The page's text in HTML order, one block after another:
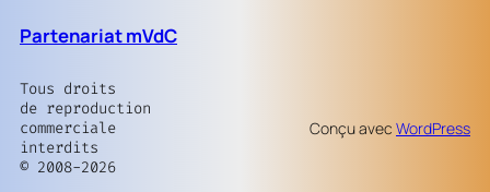
Partenariat mVdC
Tous droits
de reproduction
commerciale
interdits
© 2008-2026
Conçu avec WordPress